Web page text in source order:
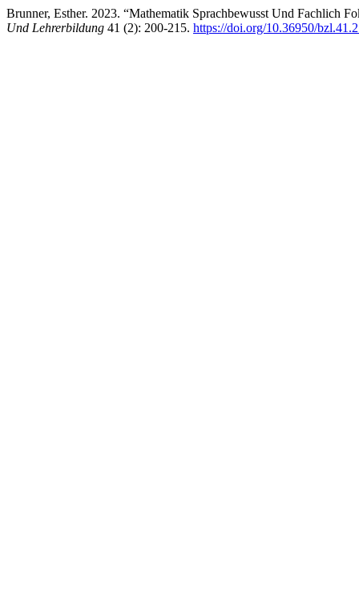
Brunner, Esther. 2023. “Mathematik Sprachbewusst Und Fachlich
Und Lehrerbildung 41 (2): 200-215. https://doi.org/10.36950/